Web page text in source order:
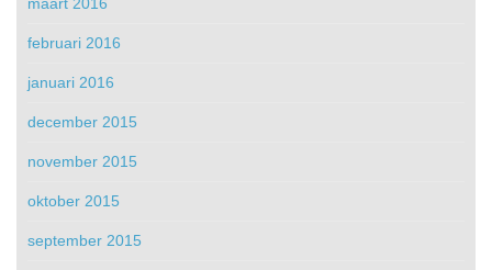
februari 2016
januari 2016
december 2015
november 2015
oktober 2015
september 2015